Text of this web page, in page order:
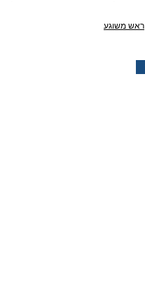
ראש משוגע